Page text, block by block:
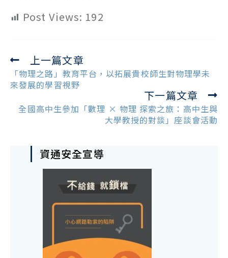
Post Views: 192
Read
more
articles
上一篇文章
「物理之路」教育平台，以拓展貴校師生對物理學未
來發展的學習視野
下一篇文章
全國高中生參加「數理 × 物理 探索之旅：高中生與
大學教授的對談」座談會活動
資通安全宣導